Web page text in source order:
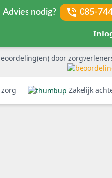
Advies nodig? 085-
door
Zakelijk